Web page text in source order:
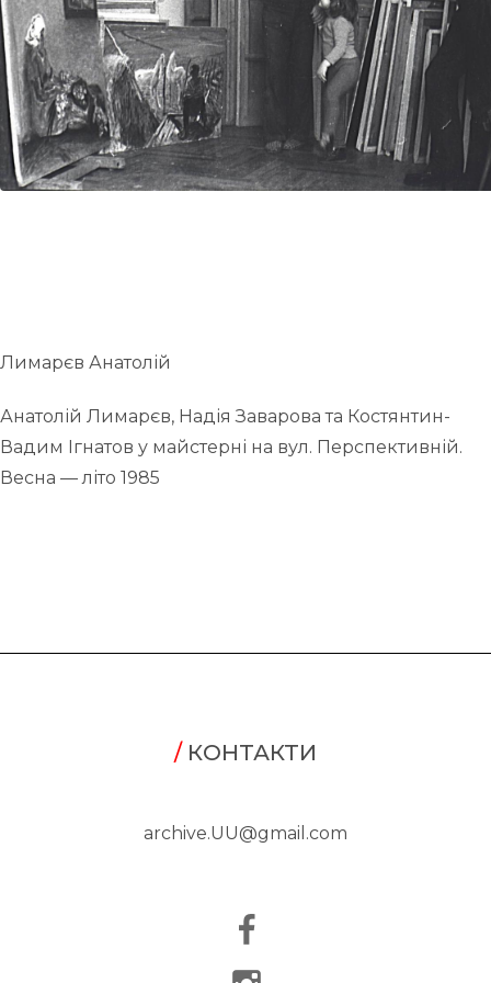
UA
ENG
Лимарєв Анатолій
Анатолій Лимарєв, Надія Заварова та Костянтин-
Вадим Ігнатов у майстерні на вул. Перспективній.
Весна — літо 1985
/КОНТАКТИ
archive.UU@gmail.com